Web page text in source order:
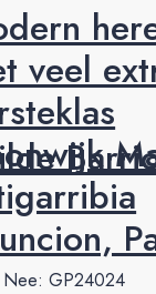
veel
Nee: GP24024